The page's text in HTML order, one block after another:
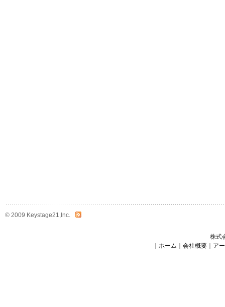
© 2009 Keystage21,Inc.
株式
｜ ホーム ｜ 会社概要｜ ア